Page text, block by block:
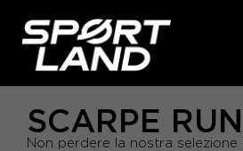
SCARPE
Non perdere la nostra selezione